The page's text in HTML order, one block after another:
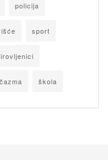
policija
sport
čazma škola